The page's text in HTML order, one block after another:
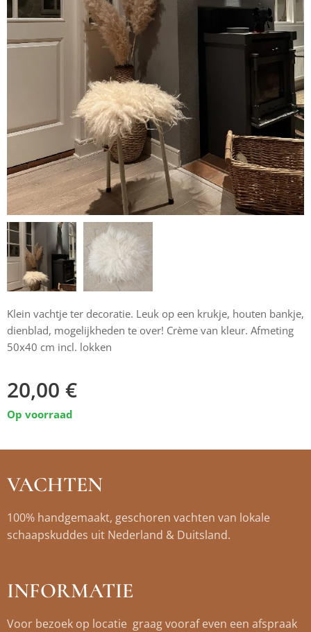
Klein vachtje ter decoratie. Leuk op een krukje, houten bankje,
dienblad, mogelijkheden te over! Crème van kleur. Afmeting
50x40 cm incl. lokken
20,00 €
Op voorraad
VACHTEN
100% handgemaakt, geschoren vachten van lokale
schaapskuddes uit Nederland & Duitsland.
INFORMATIE
Voor bezoek op locatie graag vooraf even een afspraak